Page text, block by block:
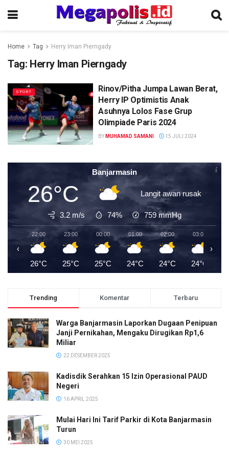
Home Tag Herry Iman Pierngady
Tag: Herry Iman Pierngady
SPORT
Rinov/Pitha Jumpa Lawan Berat,
Herry IP Optimistis Anak
Asuhnya Lolos Fase Grup
Olimpiade Paris 2024
BY MUHAMAD SAMANI 15 JULI 2024
Banjarmasin
26°C Langit awan rusak
3.2 m/s 74% 759mmHg
22:00
26°C
23:00
25°C
00:00
25°C
01:00
24°C
02:00
24°C
03:00
24°C
‹ ›
Trending Komentar Terbaru
Warga Banjarmasin Laporkan Dugaan Penipuan
Janji Pernikahan, Mengaku Dirugikan Rp1,6
Miliar
22 DESEMBER 2025
Kadisdik Serahkan 15 Izin Operasional PAUD
Negeri
16 APRIL 2025
Mulai Hari Ini Tarif Parkir di Kota Banjarmasin
Turun
30 MEI 2025